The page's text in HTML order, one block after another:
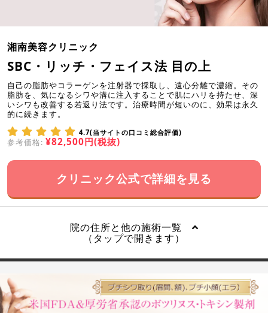
湘南美容クリニック
SBC・リッチ・フェイス法 目の上
自己の脂肪やコラーゲンを注射器で採取し、遠心分離で濃縮。その
脂肪を、気になるシワや溝に注入することで肌にハリを持たせ、深
いシワも改善する若返り法です。治療時間が短いのに、効果は永久
的に続きます。
4.7(当サイトの口コミ総合評価)
参考価格: ¥82,500円(税抜)
クリニック公式で詳細を見る
院の住所と他の施術一覧
（タップで開きます）